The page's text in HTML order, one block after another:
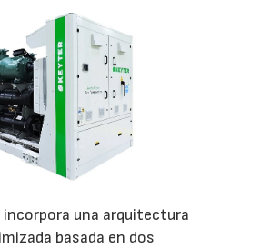
incorpora una arquitectura
basada en dos